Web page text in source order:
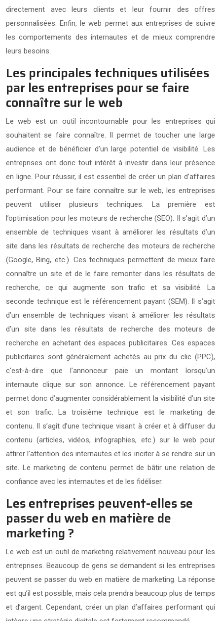
directement avec leurs clients et leur fournir des offres
personnalisées. Enfin, le web permet aux entreprises de suivre
les comportements des internautes et de mieux comprendre
leurs besoins.
Les principales techniques utilisées
par les entreprises pour se faire
connaître sur le web
Le web est un outil incontournable pour les entreprises qui
souhaitent se faire connaître. Il permet de toucher une large
audience et de bénéficier d’un large potentiel de visibilité. Les
entreprises ont donc tout intérêt à investir dans leur présence
en ligne. Pour réussir, il est essentiel de créer un plan d’affaires
performant. Pour se faire connaître sur le web, les entreprises
peuvent utiliser plusieurs techniques. La première est
l’optimisation pour les moteurs de recherche (SEO). Il s’agit d’un
ensemble de techniques visant à améliorer les résultats d’un
site dans les résultats de recherche des moteurs de recherche
(Google, Bing, etc.). Ces techniques permettent de mieux faire
connaître un site et de le faire remonter dans les résultats de
recherche, ce qui augmente son trafic et sa visibilité. La
seconde technique est le référencement payant (SEM). Il s’agit
d’un ensemble de techniques visant à améliorer les résultats
d’un site dans les résultats de recherche des moteurs de
recherche en achetant des espaces publicitaires. Ces espaces
publicitaires sont généralement achetés au prix du clic (PPC),
c’est-à-dire que l’annonceur paie un montant lorsqu’un
internaute clique sur son annonce. Le référencement payant
permet donc d’augmenter considérablement la visibilité d’un site
et son trafic. La troisième technique est le marketing de
contenu. Il s’agit d’une technique visant à créer et à diffuser du
contenu (articles, vidéos, infographies, etc.) sur le web pour
attirer l’attention des internautes et les inciter à se rendre sur un
site. Le marketing de contenu permet de bâtir une relation de
confiance avec les internautes et de les fidéliser.
Les entreprises peuvent-elles se
passer du web en matière de
marketing ?
Le web est un outil de marketing relativement nouveau pour les
entreprises. Beaucoup de gens se demandent si les entreprises
peuvent se passer du web en matière de marketing. La réponse
est qu’il est possible, mais cela prendra beaucoup plus de temps
et d’argent. Cependant, créer un plan d’affaires performant qui